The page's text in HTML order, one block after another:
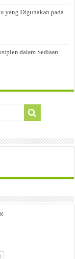
yang Digunakan pada
dalam Sediaan